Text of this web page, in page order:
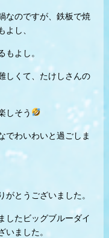
なのですが、鉄板で焼
よし、
もよし。
しくて、たけしさんの
しそう
でわいわいと過ごしま
とうございました。
したビッグブルーダイ
いました。